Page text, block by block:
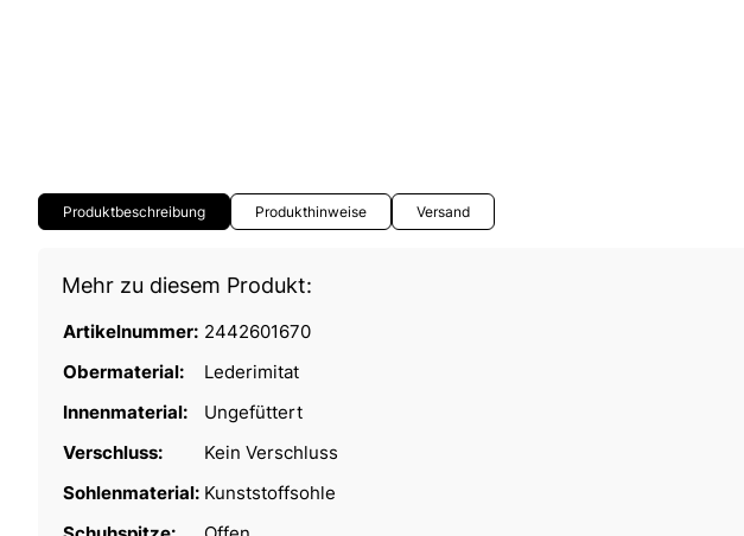
Produktbeschreibung Produkthinweise Versand
Mehr zu diesem Produkt:
Artikelnummer: 2442601670
Obermaterial:
Lederimitat
Innenmaterial:
Ungefüttert
Verschluss:
Kein Verschluss
Sohlenmaterial: Kunststoffsohle